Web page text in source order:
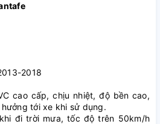
2018
cao cấp, chịu nhiệt, độ bền cao,
tới xe khi sử dụng.
đi trời mưa, tốc độ trên 50km/h